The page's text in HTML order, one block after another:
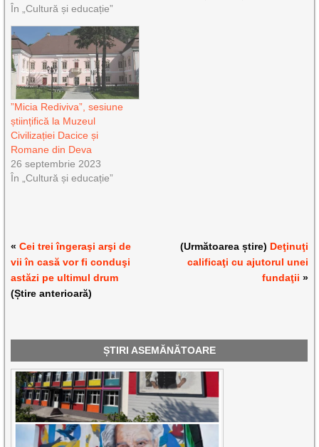
În „Cultură și educație”
”Micia Rediviva”, sesiune
științifică la Muzeul
Civilizației Dacice și
Romane din Deva
26 septembrie 2023
În „Cultură și educație”
«Cei trei îngeraşi arşi de
vii în casă vor fi conduşi
astăzi pe ultimul drum
(Știre anterioară)
(Următoarea știre) Deţinuţi
calificaţi cu ajutorul unei
fundaţii »
ȘTIRI ASEMĂNĂTOARE